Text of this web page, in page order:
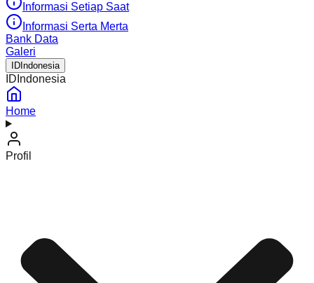
Informasi Setiap Saat
Informasi Serta Merta
Bank Data
Galeri
ID Indonesia
ID Indonesia
Home
Profil